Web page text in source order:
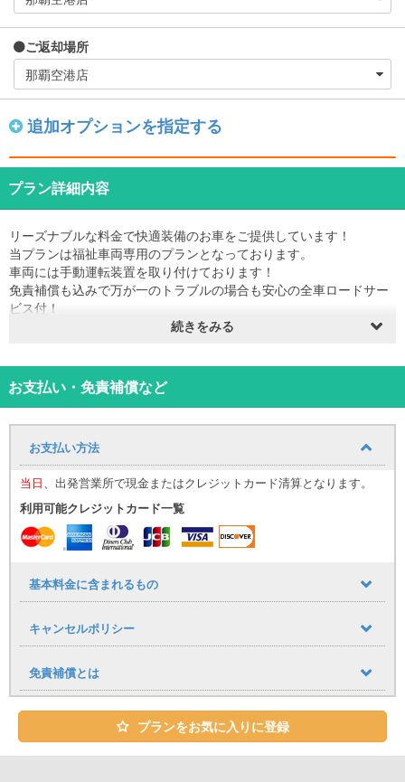
ご返却場所
追加オプションを指定する
プラン詳細内容
リーズナブルな料金で快適装備のお車をご提供しています！
当プランは福祉車両専用のプランとなっております。
車両には手動運転装置を取り付けております！
免責補償も込みで万が一のトラブルの場合も安心の全車ロードサー
ビス付！
※時間外受付はコロナ禍による人員削減のため現在承っておりませ
ん。
すのでご了承下さい。
キャンセル料は、ご利用予定日の6日前より必要となります。
● 出発日の7日前まで：無料
● 6日前～3日前：基本料金の40％
● 当日：基本料金の100％
続きをみる
お支払い・免責補償など
お支払い方法
当日、出発営業所で現金またはクレジットカード清算となります。
利用可能クレジットカード一覧
基本料金に含まれるもの
キャンセルポリシー
免責補償とは
プランをお気に入りに登録